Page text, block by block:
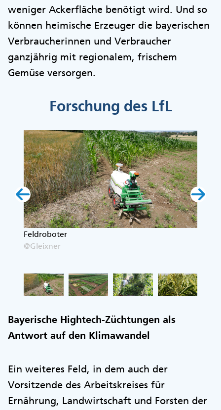
weniger Ackerfläche benötigt wird. Und so
können heimische Erzeuger die bayerischen
Verbraucherinnen und Verbraucher
ganzjährig mit regionalem, frischem
Gemüse versorgen.
Forschung des LfL
Feldroboter
@Gleixner
Bayerische Hightech-Züchtungen als
Antwort auf den Klimawandel
Ein weiteres Feld, in dem auch der
Vorsitzende des Arbeitskreises für
Ernährung, Landwirtschaft und Forsten der